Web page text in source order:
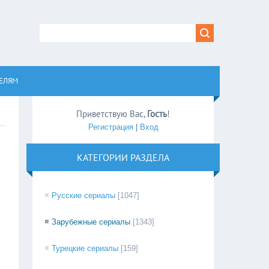
Приветствую Вас, Гость!
Регистрация| Вход
КАТЕГОРИИ РАЗДЕЛА
Русские сериалы [1047]
Зарубежные сериалы [1343]
Турецкие сериалы [159]